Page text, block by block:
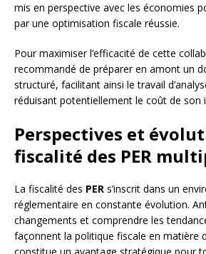
mis en perspective avec les économies
par une optimisation fiscale réussie.
Pour maximiser l’efficacité de cette
recommandé de préparer en amont un
structuré, facilitant ainsi le travail
réduisant potentiellement le coût de son
Perspectives et
fiscalité des PER
La fiscalité des PER s’inscrit dans un
réglementaire en constante évolution.
changements et comprendre les
façonnent la politique fiscale en matière